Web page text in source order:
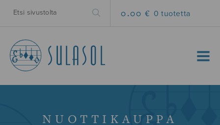
0.00 € 0 tuotetta
MENU
NUOTTIKAUPPA